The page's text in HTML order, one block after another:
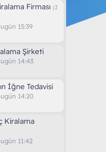
Firması (1
15:39
Şirketi
14:43
İğne Tedavisi
14:20
Kiralama
11:42